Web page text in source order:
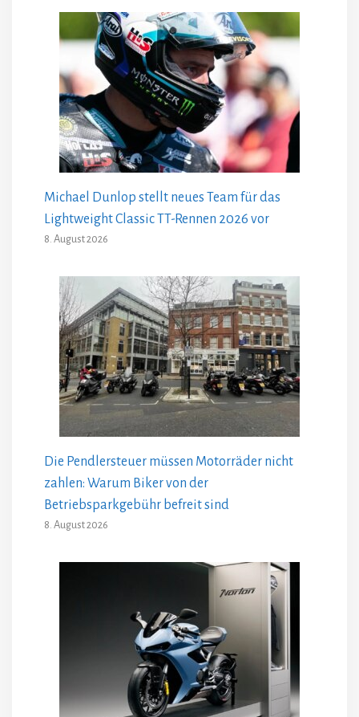
Michael Dunlop stellt neues Team für das
Lightweight Classic TT-Rennen 2026 vor
8. August 2026
Die Pendlersteuer müssen Motorräder nicht
zahlen: Warum Biker von der
Betriebsparkgebühr befreit sind
8. August 2026